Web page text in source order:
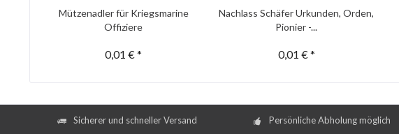
Mützenadler für Kriegsmarine
Offiziere
0,01 € *
Nachlass Schäfer Urkunden, Orden,
Pionier -...
0,01 € *
Sicherer und schneller Versand Persönliche Abholung möglich